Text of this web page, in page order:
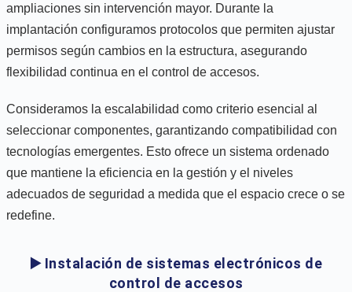
ampliaciones sin intervención mayor. Durante la
implantación configuramos protocolos que permiten ajustar
permisos según cambios en la estructura, asegurando
flexibilidad continua en el control de accesos.
Consideramos la escalabilidad como criterio esencial al
seleccionar componentes, garantizando compatibilidad con
tecnologías emergentes. Esto ofrece un sistema ordenado
que mantiene la eficiencia en la gestión y el niveles
adecuados de seguridad a medida que el espacio crece o se
redefine.
▶️ Instalación de sistemas electrónicos de
control de accesos